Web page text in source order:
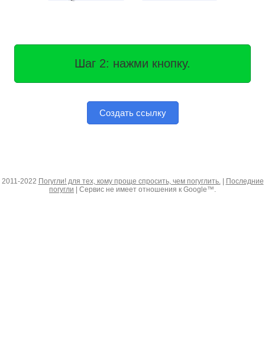
Шаг 2: нажми кнопку.
Создать ссылку
2011-2022 Погугли! для тех, кому проще спросить, чем погуглить.|
Последние
погугли | Сервис не имеет отношения к Google™.